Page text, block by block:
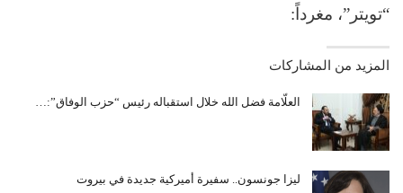
“تويتر”، مغرداً:
المزيد من المشاركات
العلّامة فضل الله خلال استقباله رئيس “حزب الوفاق”:…
ليزا جونسون.. سفيرة أميركية جديدة في بيروت